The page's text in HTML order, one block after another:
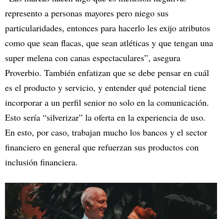
represento a personas mayores pero niego sus
particularidades, entonces para hacerlo les exijo atributos
como que sean flacas, que sean atléticas y que tengan una
super melena con canas espectaculares”, asegura
Proverbio. También enfatizan que se debe pensar en cuál
es el producto y servicio, y entender qué potencial tiene
incorporar a un perfil senior no solo en la comunicación.
Esto sería “silverizar” la oferta en la experiencia de uso.
En esto, por caso, trabajan mucho los bancos y el sector
financiero en general que refuerzan sus productos con
inclusión financiera.